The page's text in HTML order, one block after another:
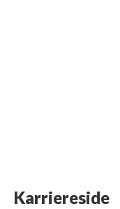
Karriereside